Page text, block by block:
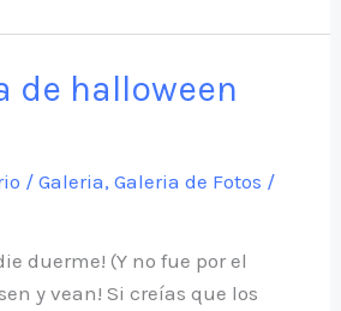
de halloween
/Galeria,Galeria de Fotos /
duerme! (Y no fue por el
y vean! Si creías que los